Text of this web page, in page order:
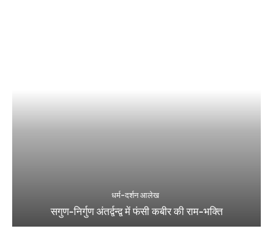
धर्म-दर्शन आलेख
सगुण-निर्गुण अंतर्द्वन्द्व में फंसी कबीर की राम-भक्ति